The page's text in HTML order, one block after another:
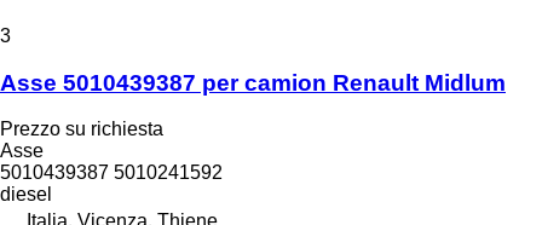
3
Asse 5010439387 per camion Renault Midlum
Prezzo su richiesta
Asse
5010439387 5010241592
diesel